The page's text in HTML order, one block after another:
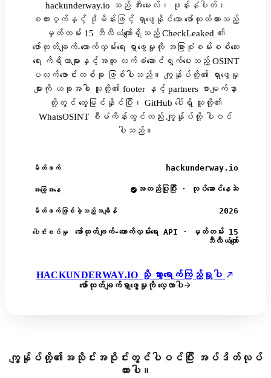
hackunderway.io သည် အီးမေးလ်၊ ဖုန်းနံပါတ်၊
စကားဝှက်နှင့် ဒိုမိန်းဖြင့် ရှာဖွေနိုင်သော ဖော်ထုတ်ထားသည့်
မှတ်တမ်း 15 ဘီလီယံကျော်ရှိသည့် CheckLeaked ၏
ဖော်ထုတ်ချက်-ထောက်လှမ်းရေး ရှာဖွေမှုကို အခြားစုံစမ်းစစ်ဆေး
ရေး ကိရိယာများနှင့်အတူ လက်ခံဆောင်ရွက်ပေးသည့် OSINT
ပလက်ဖောင်းတစ်ခု ဖြစ်ပါသည်။ ကျွန်ုပ်တို့၏ ရှာဖွေမှု
များကို ယခုအခါ သူတို့၏ footer နှင့် partners စာမျက်နှာ
တို့တွင် တွေ့မြင်နိုင်ပြီး၊ GitHub ပေါ်ရှိ သူတို့၏
WhatsOSINT စီမံကိန်းတွင်လည်း ကျွန်ုပ်တို့ ပါဝင်
ပါသည်။
မိတ်ဖက် hackunderway.io
အခြေအနေ အတည်ပြုပြီး · လုပ်ဆောင်နေဆဲ
မိတ်ဖက်ဖြစ်ခဲ့သည့်အချိန် 2026
ပေါင်းစပ်မှု
ဖော်ထုတ်ချက်-ထောက်လှမ်းရေး API · မှတ်တမ်း 15
ဘီလီယံကျော်
HACKUNDERWAY.IO သို့ သွားရောက်ကြည့်ရှုပါ
ဖော်ထုတ်ချက်ရှာဖွေမှုကို လေ့လာပါ
ကျွန်ုပ်တို့၏အသိုင်းအဝိုင်းတွင်ပါဝင်ပြီး အပ်ဒိတ်လုပ်
ထားပါ။